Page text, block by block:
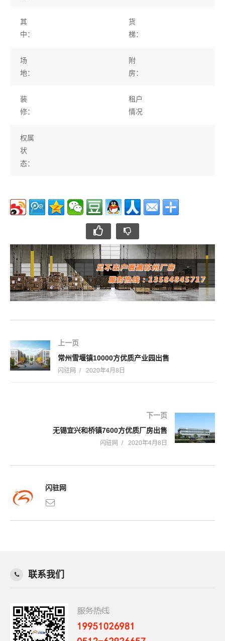
其
中：
货
梯：
场
地：
附
房：
装
修：
租户
情况
权属
状
态：
上一页
常州雪堰镇10000方优质产业园出售
闪驻网 2020年4月8日
下一页
无锡宜兴和桥镇7600方优质厂房出售
闪驻网 2020年4月8日
闪驻网
联系我们